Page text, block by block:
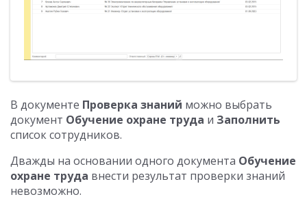
В документе Проверка знаний можно выбрать
документ Обучение охране труда и Заполнить
список сотрудников.
Дважды на основании одного документа Обучение
охране труда внести результат проверки знаний
невозможно.